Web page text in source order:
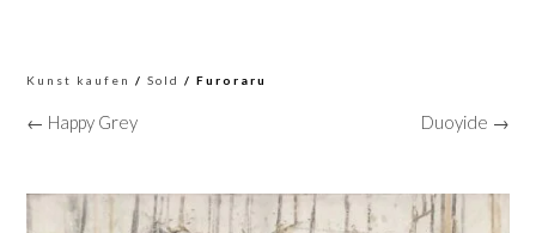
Kunst kaufen /Sold / Furoraru
← Happy Grey Duoyide →